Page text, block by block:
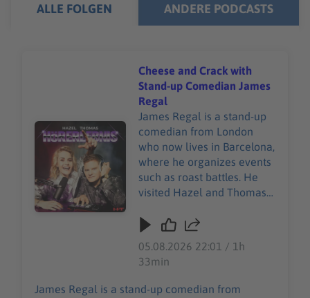
ALLE FOLGEN ANDERE PODCASTS
Audiotitel - Cheese and Crack with Stand-up Comedian
Cheese and Crack with
Stand-up Comedian James
Regal
James Regal is a stand-up
comedian from London
who now lives in Barcelona,
where he organizes events
such as roast battles. He
visited Hazel and Thomas
their "Roast City Battle" and
Enjoy! 00:00:00 Greetings
from Hazel 00:07:39 Intro
00:08:00 James loves
05.08.2026 22:01 / 1h
33min
James Regal is a stand-up comedian from